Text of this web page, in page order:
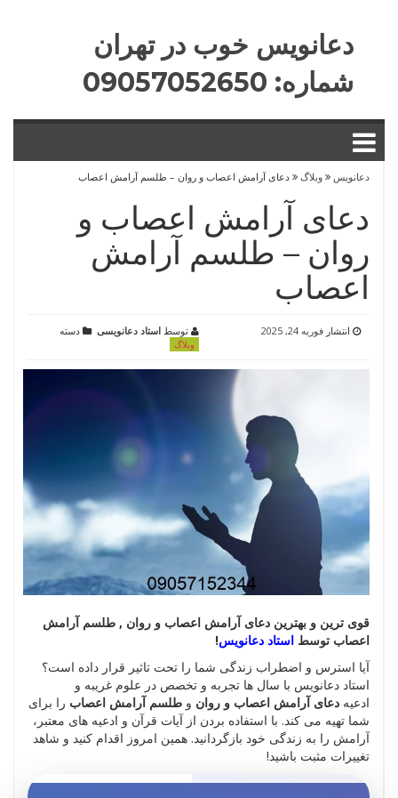
دعانویس خوب در تهران
شماره: 09057052650
دعانویس وبلاگ دعای آرامش اعصاب و روان – طلسم آرامش اعصاب
دعای آرامش اعصاب و
روان – طلسم آرامش
اعصاب
توسطاستاد دعانویسی دسته
وبلاگ
انتشار فوریه 24, 2025
قوی ترین و بهترین دعای آرامش اعصاب و روان , طلسم آرامش
اعصاب توسط استاد دعانویس!
آیا استرس و اضطراب زندگی شما را تحت تاثیر قرار داده است؟
استاد دعانویس با سال ها تجربه و تخصص در علوم غریبه و
ادعیه دعای آرامش اعصاب و روان و طلسم آرامش اعصاب را برای
شما تهیه می کند. با استفاده بردن از آیات قرآن و ادعیه های معتبر،
آرامش را به زندگی خود بازگردانید. همین امروز اقدام کنید و شاهد
تغییرات مثبت باشید!